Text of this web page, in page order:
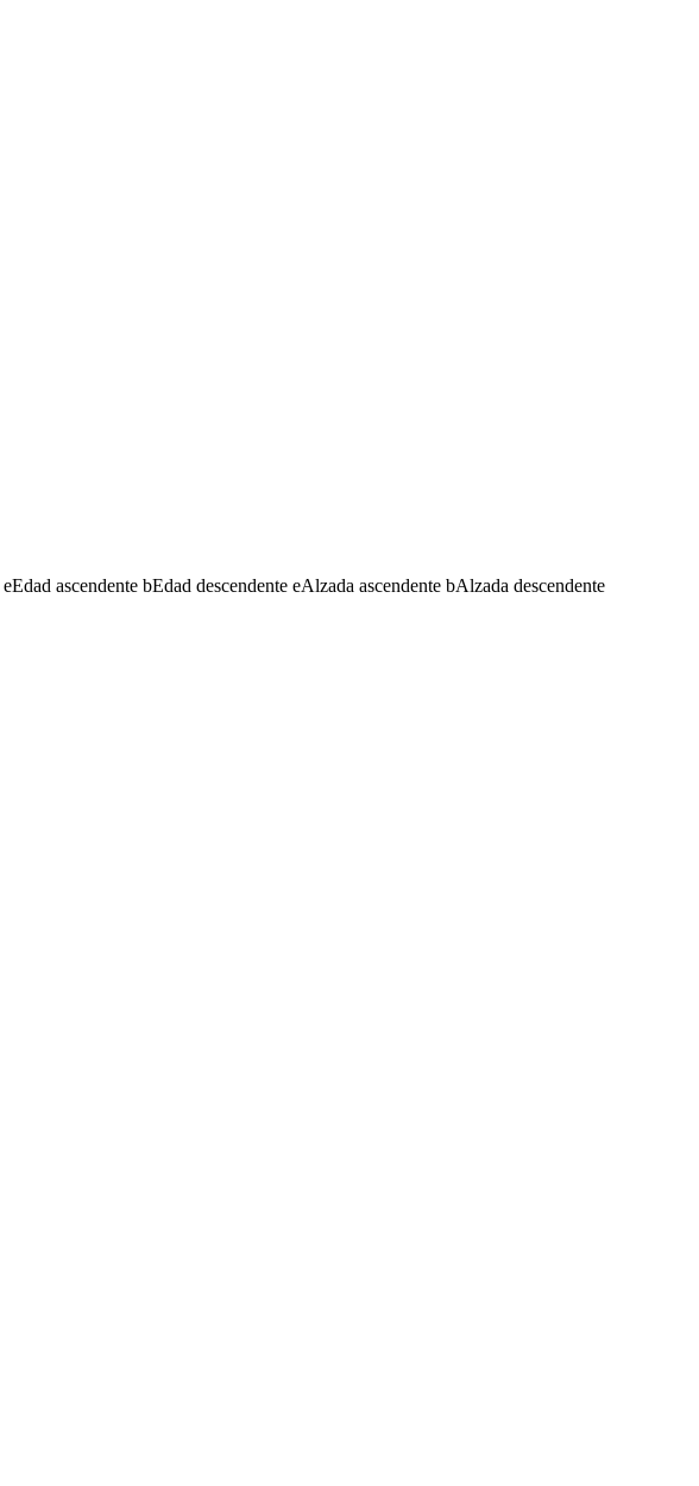
eEdad ascendente bEdad descendente eAlzada ascendente bAlzada descendente